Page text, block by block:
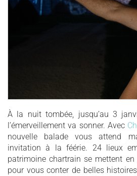
À la nuit tombée, jusqu’au 3
l’émerveillement va sonner. Avec
nouvelle balade vous attend
invitation à la féérie. 24 lieux
patrimoine chartrain se mettent
pour vous conter de belles